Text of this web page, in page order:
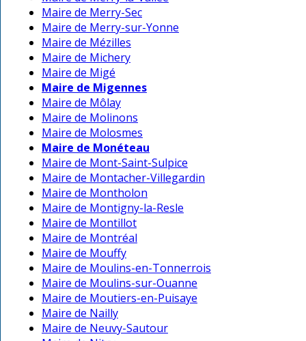
Maire de Merry-Sec
Maire de Merry-sur-Yonne
Maire de Mézilles
Maire de Michery
Maire de Migé
Maire de Migennes
Maire de Môlay
Maire de Molinons
Maire de Molosmes
Maire de Monéteau
Maire de Mont-Saint-Sulpice
Maire de Montacher-Villegardin
Maire de Montholon
Maire de Montigny-la-Resle
Maire de Montillot
Maire de Montréal
Maire de Mouffy
Maire de Moulins-en-Tonnerrois
Maire de Moulins-sur-Ouanne
Maire de Moutiers-en-Puisaye
Maire de Nailly
Maire de Neuvy-Sautour